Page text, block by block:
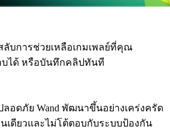
ลับการช่วยเหลือเกมเพลย์ที่คุณ
บได้ หรือบันทึกคลิปทันที
ลอดภัย Wand พัฒนาขึ้นอย่างเคร่งครัด
เดียวและไม่โต้ตอบกับระบบป้องกัน